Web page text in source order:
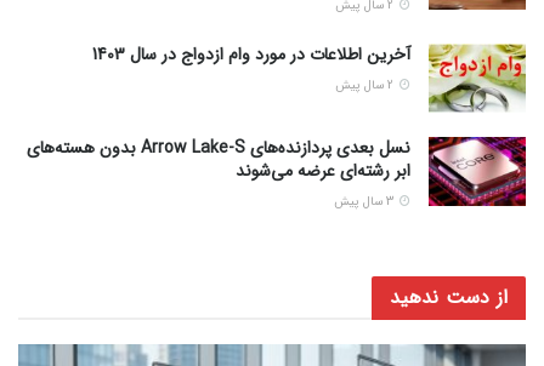
آخرین اطلاعات در مورد وام ازدواج در سال 1403
نسل بعدی پردازنده‌های Arrow Lake-S بدون هسته‌های
ابر رشته‌ای عرضه می‌شوند
از دست ندهید